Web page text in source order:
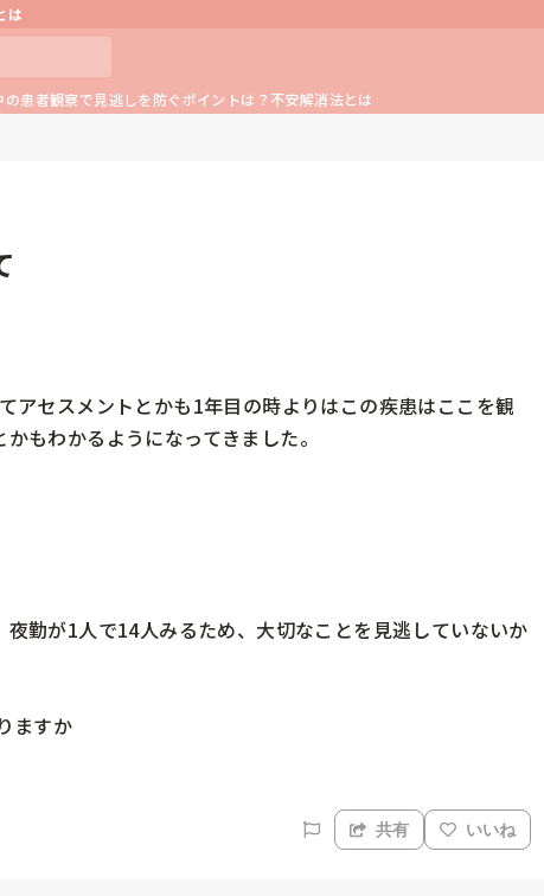
は
の患者観察で見逃しを防ぐポイントは？不安解消法とは
アセスメントとかも1年目の時よりはこの疾患はここを観
もわかるようになってきました。
勤が1人で14人みるため、大切なことを見逃していないか
ますか
共有 いいね